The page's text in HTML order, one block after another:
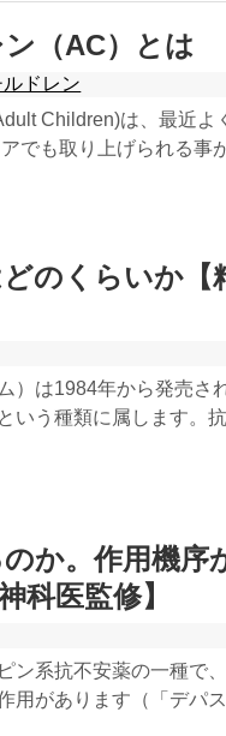
（AC）とは
ドレン
Children)は、最近よ
でも取り上げられる事
のくらいか【
）は1984年から発売さ
いう種類に属します。
か。作用機序
科医監修】
ン系抗不安薬の一種で
用があります（「デパ